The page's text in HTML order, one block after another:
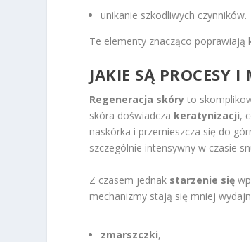
unikanie szkodliwych czynników.
Te elementy znacząco
JAKIE SĄ PROCESY
Regeneracja skóry to
skóra doświadcza keratynizacji,
naskórka i przemieszcza się do
szczególnie intensywny w czasie
Z czasem jednak starzenie się
mechanizmy stają się mniej
zmarszczki,